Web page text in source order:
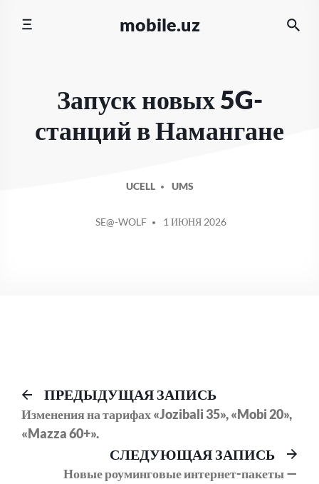
mobile.uz
Запуск новых 5G-
станций в Намангане
UCELL UMS
ОТ
SE@-WOLF 1 ИЮНЯ 2026
Навигация
по
записям
ПРЕДЫДУЩАЯ ЗАПИСЬПредыдущий
пост:
Изменения на тарифах «Jozibali 35», «Mobi 20»,
«Mazza 60+».
СЛЕДУЮЩАЯ ЗАПИСЬ
Новые роуминговые интернет-пакеты —